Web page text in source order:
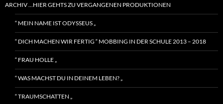
ARCHIV …HIER GEHTS ZU VERGANGENEN PRODUKTIONEN
“ MEIN NAME IST ODYSSEUS „
“ DICH MACHEN WIR FERTIG “ MOBBING IN DER SCHULE 2013 – 2018
“ FRAU HOLLE „
“ WAS MACHST DU IN DEINEM LEBEN? „
“ TRAUMSCHATTEN „